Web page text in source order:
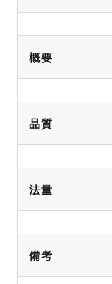
概要
品質
法量
備考